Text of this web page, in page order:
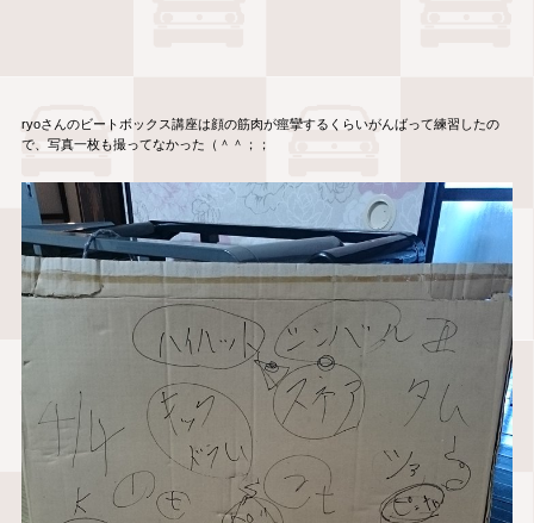
ryoさんのビートボックス講座は顔の筋肉が痙攣するくらいがんばって練習したの
で、写真一枚も撮ってなかった（＾＾；；